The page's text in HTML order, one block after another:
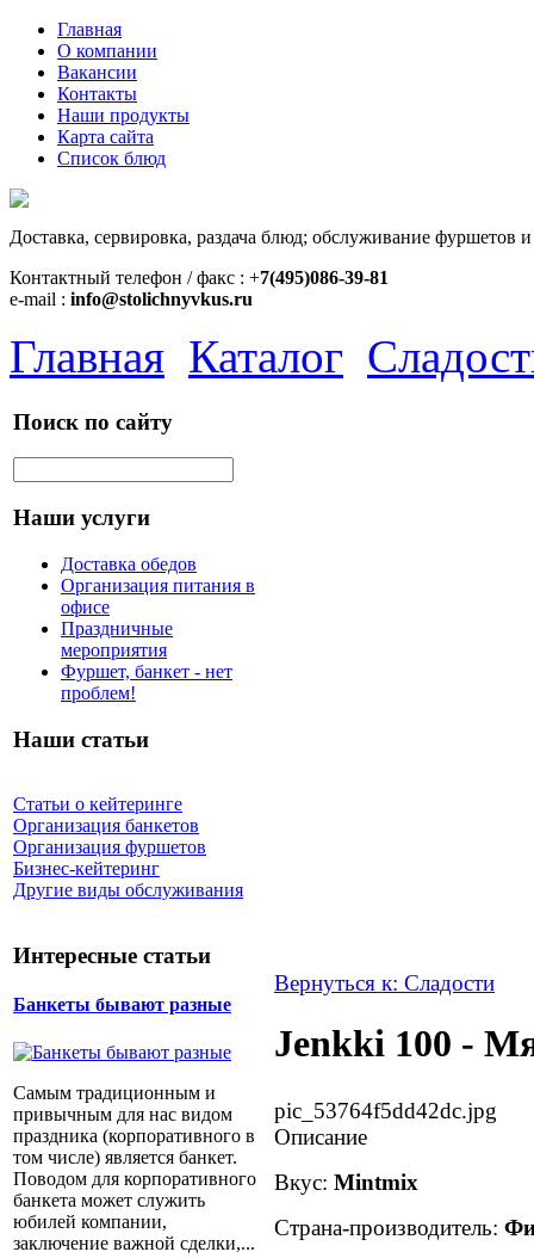
Главная
О компании
Вакансии
Контакты
Наши продукты
Карта сайта
Список блюд
Доставка, сервировка, раздача блюд; обслуживание фуршетов
Контактный телефон / факс : +7(495)086-39-81
e-mail : info@stolichnyvkus.ru
Главная Каталог
Поиск по сайту
Наши услуги
Доставка обедов
Организация питания в
офисе
Праздничные
мероприятия
Фуршет, банкет - нет
проблем!
Наши статьи
Статьи о кейтеринге
Организация банкетов
Организация фуршетов
Бизнес-кейтеринг
Другие виды обслуживания
Интересные статьи
Банкеты бывают разные
Самым традиционным и
привычным для нас видом
праздника (корпоративного в
том числе) является банкет.
Поводом для корпоративного
банкета может служить
юбилей компании,
заключение важной сделки,...
Вернуться к: Сладости
Jenkki 100 -
pic_53764f5dd42dc.jpg
Описание
Вкус: Mintmix
Страна-производитель: